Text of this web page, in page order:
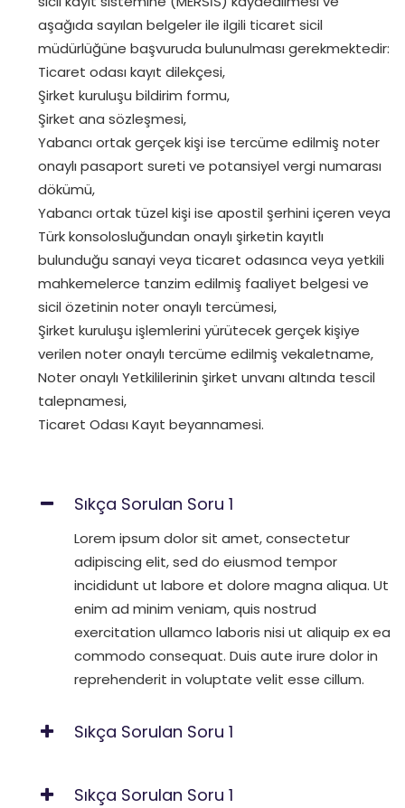
aşağıda sayılan belgeler ile ilgili ticaret sicil
müdürlüğüne başvuruda bulunulması gerekmektedir:
Ticaret odası kayıt dilekçesi,
Şirket kuruluşu bildirim formu,
Şirket ana sözleşmesi,
Yabancı ortak gerçek kişi ise tercüme edilmiş noter
onaylı pasaport sureti ve potansiyel vergi numarası
dökümü,
Yabancı ortak tüzel kişi ise apostil şerhini içeren veya
Türk konsolosluğundan onaylı şirketin kayıtlı
bulunduğu sanayi veya ticaret odasınca veya yetkili
mahkemelerce tanzim edilmiş faaliyet belgesi ve
sicil özetinin noter onaylı tercümesi,
Şirket kuruluşu işlemlerini yürütecek gerçek kişiye
verilen noter onaylı tercüme edilmiş vekaletname,
Noter onaylı Yetkililerinin şirket unvanı altında tescil
talepnamesi,
Ticaret Odası Kayıt beyannamesi.
Sıkça Sorulan Soru 1
Lorem ipsum dolor sit amet, consectetur
adipiscing elit, sed do eiusmod tempor
incididunt ut labore et dolore magna aliqua. Ut
enim ad minim veniam, quis nostrud
exercitation ullamco laboris nisi ut aliquip ex ea
commodo consequat. Duis aute irure dolor in
reprehenderit in voluptate velit esse cillum.
Sıkça Sorulan Soru 1
Sıkça Sorulan Soru 1